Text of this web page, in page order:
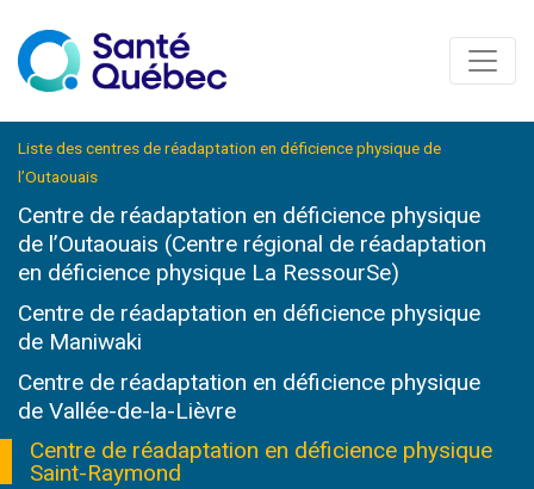
Liste des centres de réadaptation en déficience physique de
l’Outaouais
Centre de réadaptation en déficience physique
de l’Outaouais (Centre régional de réadaptation
en déficience physique La RessourSe)
Centre de réadaptation en déficience physique
de Maniwaki
Centre de réadaptation en déficience physique
de Vallée-de-la-Lièvre
Centre de réadaptation en déficience physique
Saint-Raymond